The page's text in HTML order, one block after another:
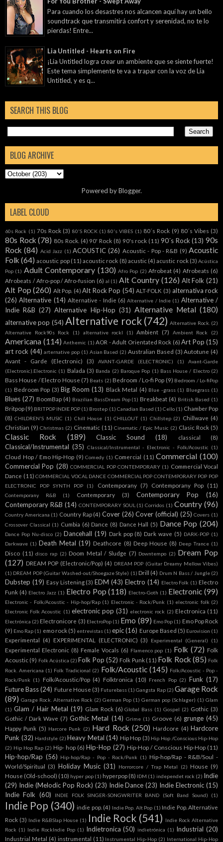
Para cuando los desastres nos alcancen aquí hay un bello
soundtrack que transmitirá confort y serenidad, no te lo
pierdas! Entre...
Lia Untitled - Hearts on Fire
¡Lia Untitled logra crear un ambiente que se siente fuerte!
Este tema simplemente te va a trapar con la voz de Lia
Untitled, y es q...
SEARCH THIS BLOG
BLOG ARCHIVE
Powered byBlogger.
LABEL CLOUD
60s Rock (1) 70s Rock (3) 80'S ROCK (1) 80's VIBES (1) 80´s Rock (9) 80´s Vibes (3)
80s Rock (78) 80s Rock. (4) 90' Rock (8) 90's rock (11) 90´s Rock (13) 90s
Rock (84) Acid Jazz (1) ACOUSTIC (26) Acoustic - Pop - R&B (9) Acoustic
Folk (64) acoustic pop (11) acoustic rock (8) acustic (4) acustic rock (3) Acústica
Pop (1) Adult Contemporary (130) Afro Pop (2) Afrobeat (4) Afrobeats (6)
Afrobeats / Afro-pop / Afro-fusion (6) al (1) Alt Country (126) Alt Folk (21)
Alt Pop (260) Alt Pop. (4) Alt Rock Pop (54) ALT-FOLK (3) alternativa rock
(26) Alternative (14) Alternative - Indie (6) Alternative / Indie (1) Alternative /
Indie R&B (27) Alternative Hip-Hop (31) Alternative Metal (180)
alternative pop (54) Alternative rock (742) Alternative Rock. (2)
Alternative Rock90s Rock
(1) alternative rockl (1) Ambient (7) Ambient Rock (2)
Americana (114) Anthemic (1) AOR - Adult Orientated Rock (6) Art Pop (15)
art rock (44) arternative pop (1) Asian Based (2) Australian Based (3) Autotune (4)
Avant - Garde (Electronic)
(3) AVANT-GARDE (ELECTRONIC) (1)
Avant-Garde
(Electronic).Electronic (1) Balada (3) Banda (2) Baroque Pop (1) Bass House / Electro (2)
Bass House / Electro House (7) Beats (2) Bedroom / Lo-fi Pop (9) Bedroom / Lo-fiPop
(1) Bedroom Pop (3) Big Room (13) Black Metal (4) Blue -grass (1) Bluegrass (1)
Blues (27) BoomBap (4) Brazilian BassDream Pop (1) Breakbeat (4) British Based (1)
Britpop (9) BRITPOP INDIE POP (1) Brostep (1) Canadian Based (1) Cello (1) Chamber Pop
(8) CHILDREN'S MUSIC (1) Chill House (1) CHILLOUT (1) Chillstep (2) Chillwave (4)
Christian (9) Christmas (2) Cinematic (11) Cinematic / Epic Music (2) Clasic Rock (5)
Classic Rock (189) Classic Sound (18) classical (8)
Classical/Instrumental (35) Classical/Instrumental - Electronic - Folk/Acoustic (1)
Cloud Hop / Emo Hip-Hop (9) Comedy (1) Comercial (11) Commercial (100)
Commercial Pop (28) COMMERCIAL POP CONTEMPORARY (1) Commercial Vocal
Dance (11) COMMERCIAL VOCAL DANCE COMMERCIAL POP CONTEMPORARY POP POP
ELECTRONIC POP SYNTH POP
(1) Contemporany (7) Contemporany Pop (11)
Contemporany R&B (1) Contemporary (3) Contemporary Pop
(16)
Contemporary R&B (14) CONTEMPORARY SOUL (1) Corridos (1) Country (96)
Country Americana (1) Country Rap (4) Cover (26) Cover (official) (25) Covers (1)
Crossover Classical (1) Cumbia (6) Dance (8) Dance Hall (5) Dance Pop (204)
Dance Pop Nu-disco (2) Dancehall (19) Dark pop (8) Dark wave (5) DARK-POP (1)
Darkwave (1) Death Metal (19) Deathcore (8) Deep House (8) Deep Trance (1)
Disco (11) disco rap (2) Doom Metal / Sludge (7) Downtempo (2) Dream Pop
(127) DREAM POP (Electronic/Pop) (4) DREAM POP (Guitar Dreamy Mellow Vibes)
(1) DREAM POP (Guitar Washed-out/Shoegaze Style) (1) Drill (4) Drum N Bass / Jungle (2)
Dubstep (19) Easy Listening (3) EDM (43) Electro (14) Electro Folk (1) Electro
Funk (4) Electro Jazz (1) Electro Pop (118) Electro-Goth (1) Electronic (99)
Electronic - Folk/Acoustic - Hip-hop/Rap (1) Electronic - Rock/Punk (1) electronic folk (2)
Electronic Folk Acoustic (1) electronic pop (31) electronic rock (2) Electronica (11)
Electrónica (2) Electronicore (3) ElectroPop (1) Emo (89) Emo Pop (1) Emo Pop Rock
(9) Emo Rap (1) emo rock (5) entrevistas (1) epic (16) Europe Based (5) Eurovision (1)
Experimental (4) EXPERIMENTAL (ELECTRONIC) (3) Experimental (General) (1)
Experimental Electronic (8) Female Vocals (6) Flamenco pop (1) Folk (72) Folk
Acoustic (9) Folk Acústica (2) Folk Pop (52) Folk Punk (11) Folk Rock (85) Folk
Rock. Americana (1) Folk Tradicional (2) Folk/Acoustic (145) Folk/Acoustic - Pop -
Rock/Punk (1) Folk/Acoustic/Pop (4) Folktronica (10) French Pop (2) Funk (17)
Future Bass (24) Future House (3) Futurebass (1) Gangsta Rap (2) Garage Rock
(89) Garage Rock. Alternative Rock (2) German Pop (1) German pop (Schlager) (1) Glam
(1) Glam / Hair Metal (19) Glam Rock (6) Global Bass (1) Gospel (2) Gothic (3)
Gothic / Dark Wave (7) Gothic Metal (14) Grime (1) Groove (6) grunge (45)
Happy Punk (5) Harcore Punk (2) Hard Rock (250) Hardcore (4) Hardcore
Punk (32) Hardstyle (2) Heavy Metal (14) Hip Hop (3) Hip Hop /Conscious Hip-Hop
(2) Hip Hop Rap (2) Hip- hop (6) Hip-Hop (27) Hip-Hop / Conscious Hip-Hop (11)
Hip-hop/Rap (56) Hip-hop/Rap - Pop - Rock/Punk (1) Hip-hop/Rap - R&B/Soul -
World/Spiritual (3) Holiday Music (31) Horrorcore / Trap Metal (2) House (9)
House (Old-school) (10) hyper pop (1) hyperpop (8) IDM (1) independet rock (2) Indie
(29) Indie (Melodic Pop Rock) (23) Indie Dance (23) Indie Electronic (15)
Indie Folk (60) INDIE FOLK SINGER-SONGWRITER BAND (Soft Band Sound) (1)
Indie Pop (340) indie pop. (4) Indie Pop. Alt Pop (1) Indie Pop. Alternative
Rock (3) Indie R&BSlap House (1) Indie Rock (541) Indie Rock Alternative
Rock (1) Indie RockIndie Pop (1) Indietronica (50) indietrónica (1) Industrial (20)
Industrial Metal (4) instrumental (11) Instrumental Hip-Hop (2) International Hip-Hop